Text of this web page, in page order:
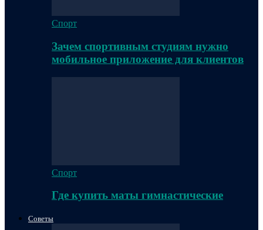
Спорт
Зачем спортивным студиям нужно
мобильное приложение для клиентов
Спорт
Где купить маты гимнастические
Советы